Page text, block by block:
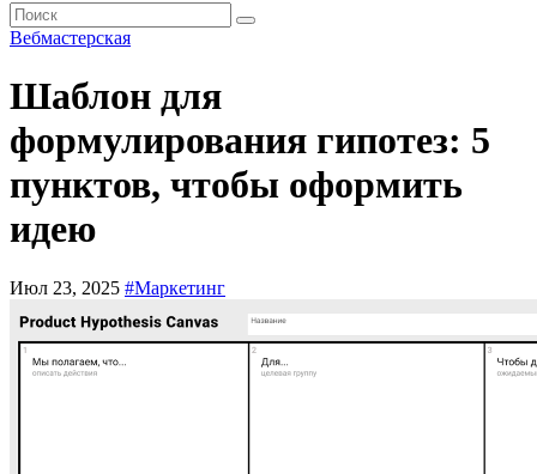
Вебмастерская
Шаблон для
формулирования гипотез: 5
пунктов, чтобы оформить
идею
Июл 23, 2025 #Маркетинг